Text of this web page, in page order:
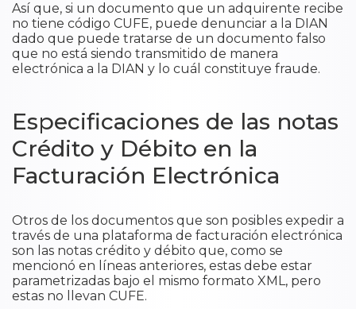
Así que, si un documento que un adquirente recibe
no tiene código CUFE, puede denunciar a la DIAN
dado que puede tratarse de un documento falso
que no está siendo transmitido de manera
electrónica a la DIAN y lo cuál constituye fraude.
Especificaciones de las notas
Crédito y Débito en la
Facturación Electrónica
Otros de los documentos que son posibles expedir a
través de una plataforma de facturación electrónica
son las notas crédito y débito que, como se
mencionó en líneas anteriores, estas debe estar
parametrizadas bajo el mismo formato XML, pero
estas no llevan CUFE.